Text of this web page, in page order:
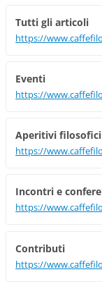
Tutti gli articoli
https://
Eventi
https://
Aperitivi filosofici
https://
Incontri e
https://
Contributi
https://